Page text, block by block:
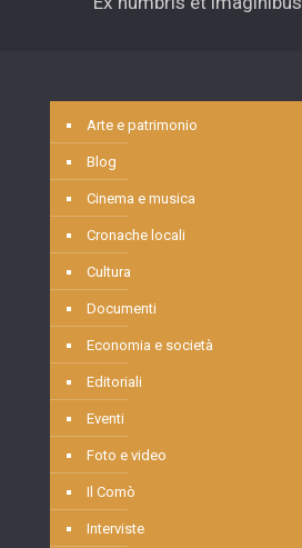
Arte e patrimonio
Blog
Cinema e musica
Cronache locali
Cultura
Documenti
Economia e società
Editoriali
Eventi
Foto e video
Il Comò
Interviste